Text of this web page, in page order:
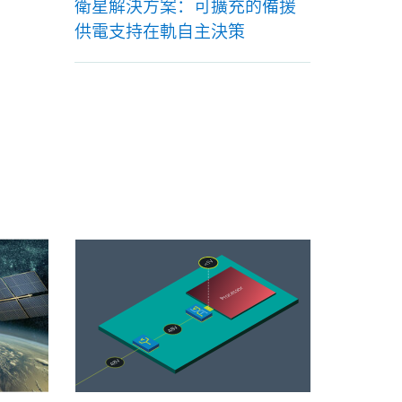
衛星解決方案：可擴充的備援
供電支持在軌自主決策